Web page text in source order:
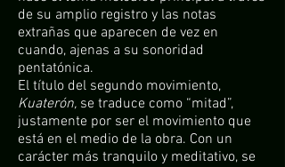
de su amplio registro y las notas
extrañas que aparecen de vez en
cuando, ajenas a su sonoridad
pentatónica.
El título del segundo movimiento,
Kuaterón, se traduce como “mitad”,
justamente por ser el movimiento que
está en el medio de la obra. Con un
carácter más tranquilo y meditativo, se